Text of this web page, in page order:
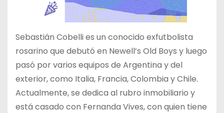
Sebastián Cobelli es un conocido exfutbolista
rosarino que debutó en Newell’s Old Boys y luego
pasó por varios equipos de Argentina y del
exterior, como Italia, Francia, Colombia y Chile.
Actualmente, se dedica al rubro inmobiliario y
está casado con Fernanda Vives, con quien tiene